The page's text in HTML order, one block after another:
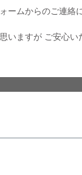
ームからのご連絡
いますが ご安心